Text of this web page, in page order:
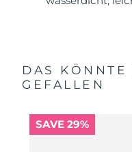
DAS KÖNNTE
GEFALLEN
SAVE 29%